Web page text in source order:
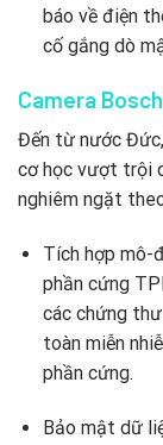
báo về điện
cố gắng dò
Camera
Đến từ nước
cơ học vượt trội
nghiêm ngặt
Tích hợp mô-
phần cứng
các chứng thư
toàn miễn
phần cứng.
Bảo mật dữ